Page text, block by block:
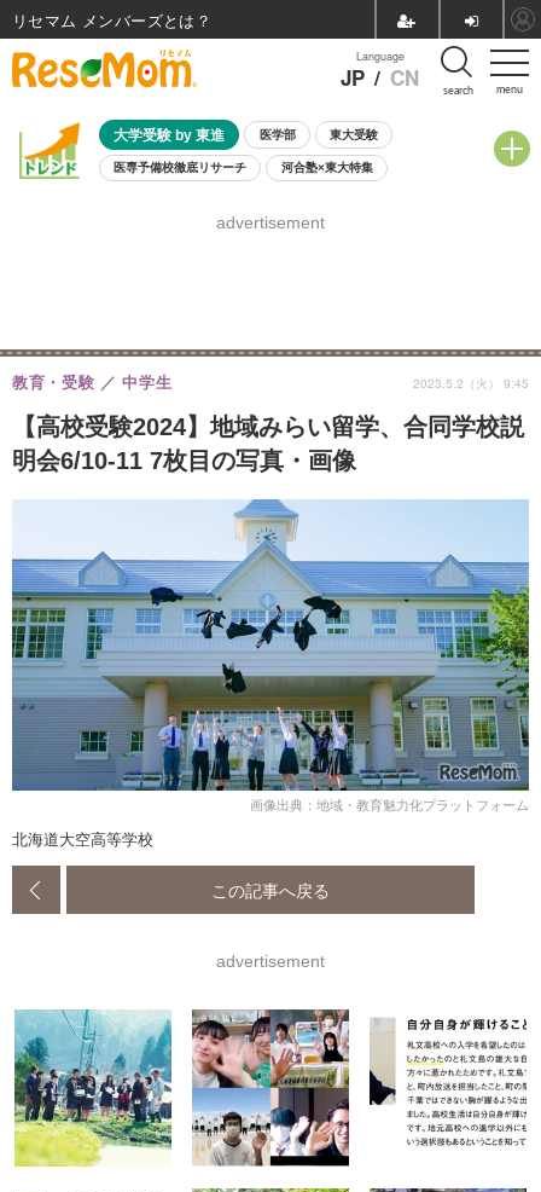
menu
Language
JP / CN search
大学受験 by 東進 医学部 東大受験
医専予備校徹底リサーチ 河合塾×東大特集
8月開催学校説明会・相談会
advertisement
【高校受験2024】地域みらい留学、合同学校説
明会6/10-11 7枚目の写真・画像
教育・受験 中学生 2023.5.2（火） 9:45
画像出典：地域・教育魅力化プラットフォーム
北海道大空高等学校
この記事へ戻る
advertisement
リセマム メンバーズ